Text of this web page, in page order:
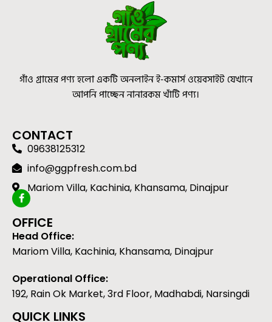
গাঁও গ্রামের পণ্য হলো একটি অনলাইন ই-কমার্স ওয়েবসাইট যেখানে
আপনি পাচ্ছেন নানারকম খাঁটি পণ্য।
CONTACT
09638125312
info@ggpfresh.com.bd
Mariom Villa, Kachinia, Khansama, Dinajpur
OFFICE
Head Office:
Mariom Villa, Kachinia, Khansama, Dinajpur
Operational Office:
192, Rain Ok Market, 3rd Floor, Madhabdi, Narsingdi
QUICK LINKS